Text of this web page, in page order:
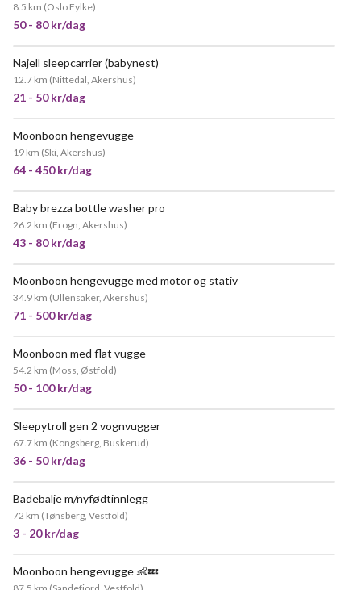
8.5 km (Oslo Fylke)
50 - 80 kr/dag
Najell sleepcarrier (babynest)
12.7 km (Nittedal, Akershus)
21 - 50 kr/dag
Moonboon hengevugge
19 km (Ski, Akershus)
64 - 450 kr/dag
Baby brezza bottle washer pro
26.2 km (Frogn, Akershus)
43 - 80 kr/dag
Moonboon hengevugge med motor og stativ
34.9 km (Ullensaker, Akershus)
71 - 500 kr/dag
Moonboon med flat vugge
54.2 km (Moss, Østfold)
50 - 100 kr/dag
Sleepytroll gen 2 vognvugger
67.7 km (Kongsberg, Buskerud)
36 - 50 kr/dag
Badebalje m/nyfødtinnlegg
72 km (Tønsberg, Vestfold)
3 - 20 kr/dag
Moonboon hengevugge 👶💤